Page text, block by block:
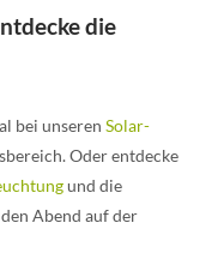
die
bei unseren Solar-
Oder entdecke
und die
Abend auf der